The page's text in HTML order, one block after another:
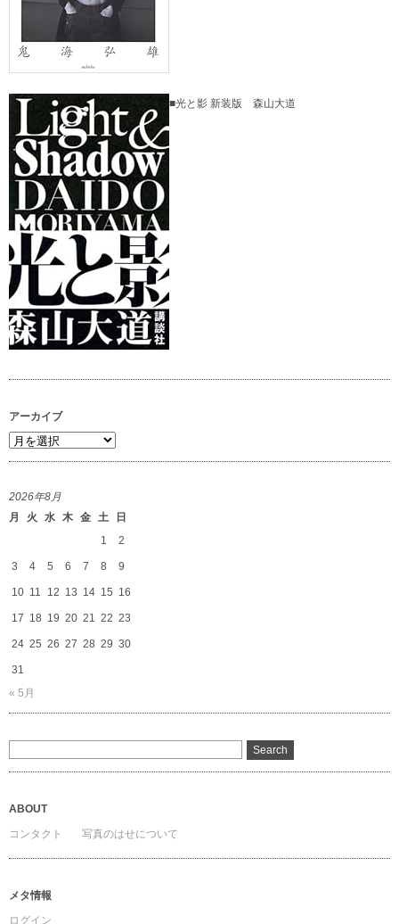
■光と影 新装版 森山大道
アーカイブ
ア
ー
イ
ブ
2026年8月
月
火 水 木 金 土
日
1
2
3 4 5 6 7 8 9
10 11 12 13 14 15 16
17 18 19 20 21 22 23
24 25 26 27 28 29 30
31
« 5月
ABOUT
コンタクト
写真のはせについて
メタ情報
ログイン